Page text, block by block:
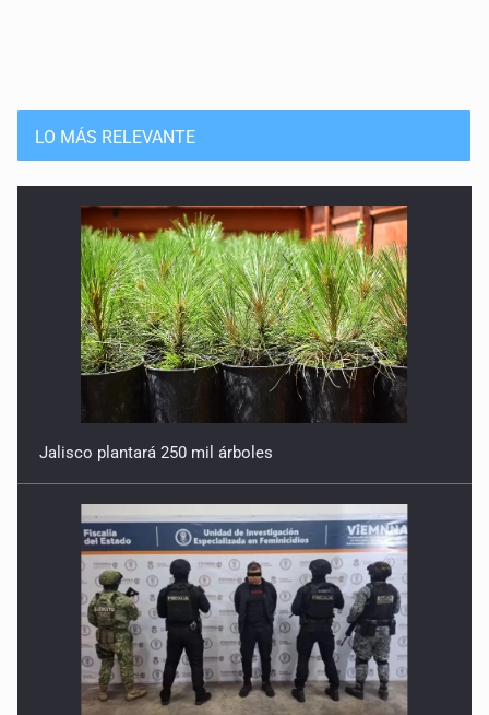
13 de Abril de 2026
Las binarias de Struve
El cielo de Atenguillo
17 de Marzo de 2026
IAU-NAEC México
2 de Marzo de 2026
Rético y el De revolutionibvs
16 de Febrero de 2026
Bruno y el universo
9 de Febrero de 2026
80 años sin Van Maanen
26 de Enero de 2026
Kapteyn y la Galaxia
LO MÁS RELEVANTE
Jalisco plantará 250 mil árboles